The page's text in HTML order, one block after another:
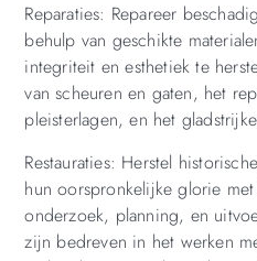
Reparaties: Repareer
behulp van geschikte
integriteit en esthetiek te
van scheuren en gaten, het
pleisterlagen, en het
Restauraties: Herstel
hun oorspronkelijke glorie
onderzoek, planning, en
zijn bedreven in het werken